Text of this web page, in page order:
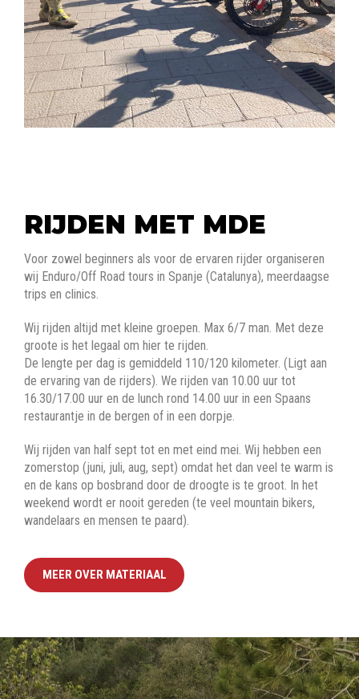
RIJDEN MET MDE
Voor zowel beginners als voor de ervaren rijder organiseren
wij Enduro/Off Road tours in Spanje (Catalunya), meerdaagse
trips en clinics.
Wij rijden altijd met kleine groepen. Max 6/7 man. Met deze
groote is het legaal om hier te rijden.
De lengte per dag is gemiddeld 110/120 kilometer. (Ligt aan
de ervaring van de rijders). We rijden van 10.00 uur tot
16.30/17.00 uur en de lunch rond 14.00 uur in een Spaans
restaurantje in de bergen of in een dorpje.
Wij rijden van half sept tot en met eind mei. Wij hebben een
zomerstop (juni, juli, aug, sept) omdat het dan veel te warm is
en de kans op bosbrand door de droogte is te groot. In het
weekend wordt er nooit gereden (te veel mountain bikers,
wandelaars en mensen te paard).
MEER OVER MATERIAAL